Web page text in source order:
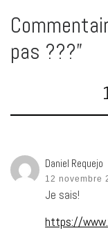
pas ???”
Daniel Requejo
12 novembre
Je sais!
https://